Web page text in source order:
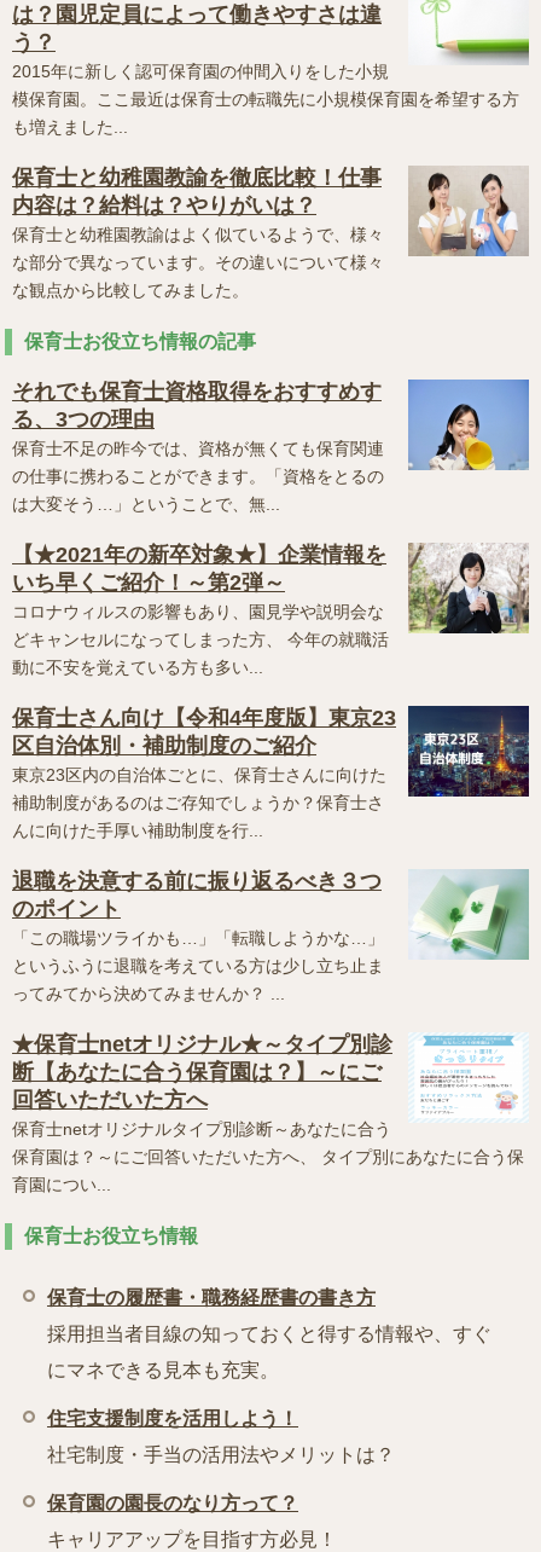
は？園児定員によって働きやすさは違
う？
2015年に新しく認可保育園の仲間入りをした小規
模保育園。ここ最近は保育士の転職先に小規模保育園を希望する方
も増えました...
保育士と幼稚園教諭を徹底比較！仕事
内容は？給料は？やりがいは？
保育士と幼稚園教諭はよく似ているようで、様々
な部分で異なっています。その違いについて様々
な観点から比較してみました。
保育士お役立ち情報の記事
それでも保育士資格取得をおすすめす
る、3つの理由
保育士不足の昨今では、資格が無くても保育関連
の仕事に携わることができます。「資格をとるの
は大変そう…」ということで、無...
【★2021年の新卒対象★】企業情報を
いち早くご紹介！～第2弾～
コロナウィルスの影響もあり、園見学や説明会な
どキャンセルになってしまった方、 今年の就職活
動に不安を覚えている方も多い...
保育士さん向け【令和4年度版】東京23
区自治体別・補助制度のご紹介
東京23区内の自治体ごとに、保育士さんに向けた
補助制度があるのはご存知でしょうか？保育士さ
んに向けた手厚い補助制度を行...
退職を決意する前に振り返るべき３つ
のポイント
「この職場ツライかも…」「転職しようかな…」
というふうに退職を考えている方は少し立ち止ま
ってみてから決めてみませんか？ ...
★保育士netオリジナル★～タイプ別診
断【あなたに合う保育園は？】～にご
回答いただいた方へ
保育士netオリジナルタイプ別診断～あなたに合う
保育園は？～にご回答いただいた方へ、 タイプ別にあなたに合う保
育園につい...
保育士お役立ち情報
保育士の履歴書・職務経歴書の書き方
採用担当者目線の知っておくと得する情報や、すぐ
にマネできる見本も充実。
住宅支援制度を活用しよう！
社宅制度・手当の活用法やメリットは？
保育園の園長のなり方って？
キャリアアップを目指す方必見！